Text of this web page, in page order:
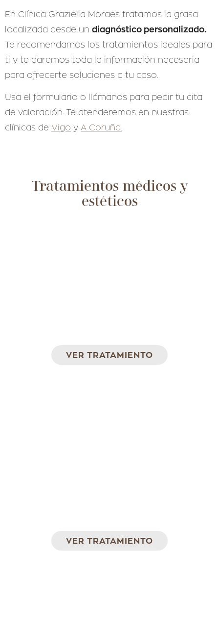
En Clínica Graziella Moraes tratamos la grasa
localizada desde un diagnóstico personalizado.
Te recomendamos los tratamientos ideales para
ti y te daremos toda la información necesaria
para ofrecerte soluciones a tu caso.
Usa el formulario o llámanos para pedir tu cita
de valoración. Te atenderemos en nuestras
clínicas de Vigo y A Coruña.
Tratamientos médicos y
estéticos
VER TRATAMIENTO
VER TRATAMIENTO